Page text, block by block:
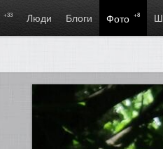
+33 Люди Блоги Фото +8